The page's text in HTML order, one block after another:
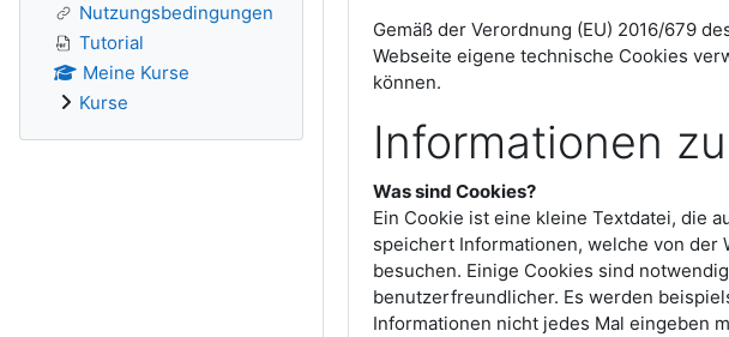
Gemäß der Verordnung (EU) 2016/679
Webseite eigene technische Cookies
können.
Informationen
Was sind Cookies?
Ein Cookie ist eine kleine Textdatei, die
speichert Informationen, welche von der
besuchen. Einige Cookies sind
benutzerfreundlicher. Es werden
Informationen nicht jedes Mal eingeben
Nutzungsbedingungen
Tutorial
Meine Kurse
Kurse